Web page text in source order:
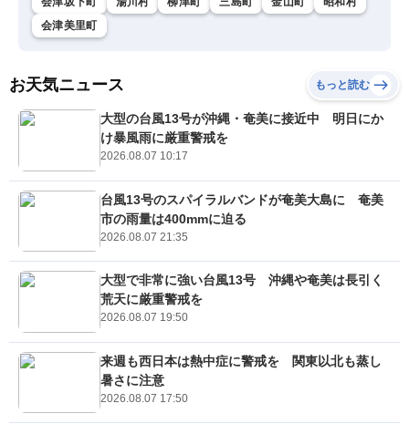
会津美里町
お天気ニュース もっと読む
大型の台風13号が沖縄・奄美に接近中 明日にか
け暴風雨に厳重警戒を
2026.08.07 10:17
台風13号のスパイラルバンドが奄美大島に 奄美
市の雨量は400mmに迫る
2026.08.07 21:35
大型で非常に強い台風13号 沖縄や奄美は長引く
荒天に厳重警戒を
2026.08.07 19:50
来週も西日本は熱中症に警戒を 関東以北も蒸し
暑さに注意
2026.08.07 17:50